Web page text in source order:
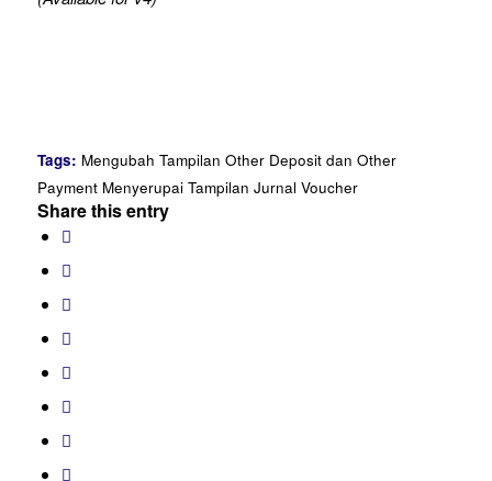
Tags: Mengubah Tampilan Other Deposit dan Other
Payment Menyerupai Tampilan Jurnal Voucher
Share this entry